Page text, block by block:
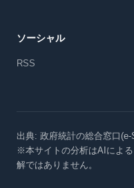
ソーシャル
RSS
出典: 政府統計の総合窓口(e-
※本サイトの分析はAIによ
解ではありません。